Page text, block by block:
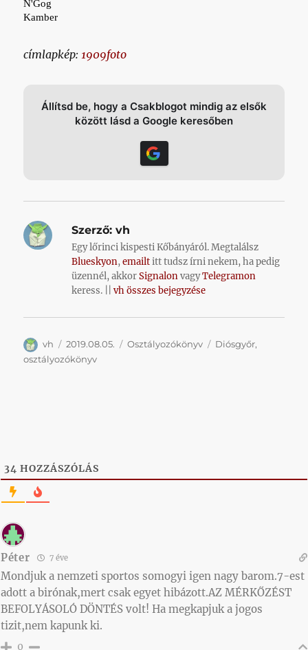
címlapkép:1909foto
Állítsd be, hogy a Csakblogot mindig az elsők
között lásd a Google keresőben
Szerző: vh
Egy lőrinci kispesti Kőbányáról. Megtalálsz
Blueskyon,emailtitt tudsz írni nekem, ha pedig
üzennél, akkorSignalonvagyTelegramon
keress. ||vh összes bejegyzése
Szerző
vh Közzétéve
2019.08.05. Kategória
Osztályozókönyv Címke
Diósgyőr,
osztályozókönyv
34 HOZZÁSZÓLÁS
Péter 7 éve
Mondjuk a nemzeti sportos somogyi igen nagy barom.7-est
adott a birónak,mert csak egyet hibázott.AZ MÉRKŐZÉST
BEFOLYÁSOLÓ DÖNTÉS volt! Ha megkapjuk a jogos
tizit,nem kapunk ki.
0